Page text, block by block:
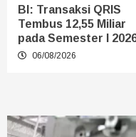
BI: Transaksi QRIS
Tembus 12,55 Miliar
pada Semester I
06/08/2026